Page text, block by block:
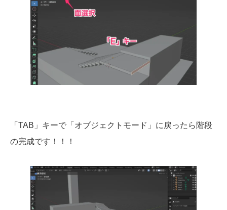
「TAB」キーで「オブジェクトモード」に戻ったら階段
の完成です！！！